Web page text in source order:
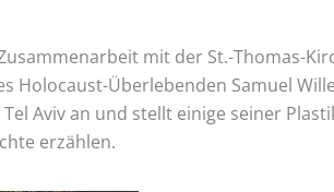
mit der St.-Thomas-
Holocaust-Überlebenden Samuel
Aviv an und stellt einige seiner
erzählen.